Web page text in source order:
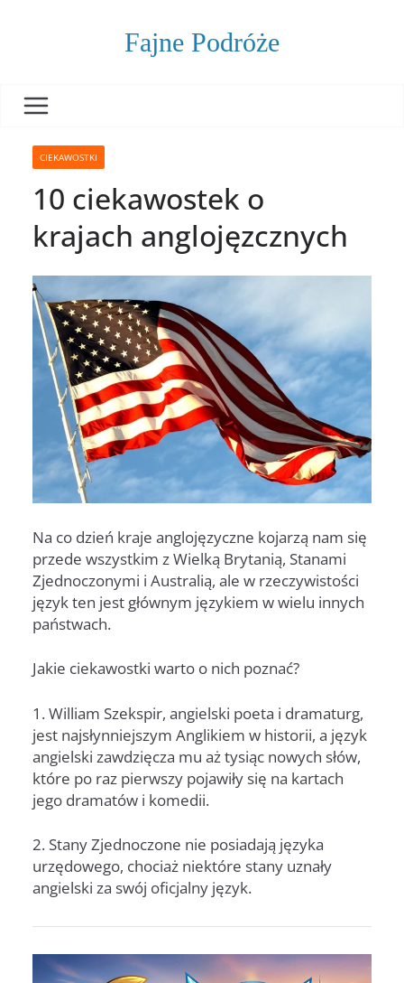
Fajne Podróże
CIEKAWOSTKI
10 ciekawostek o
krajach anglojęzcznych
Na co dzień kraje anglojęzyczne kojarzą nam się
przede wszystkim z Wielką Brytanią, Stanami
Zjednoczonymi i Australią, ale w rzeczywistości
język ten jest głównym językiem w wielu innych
państwach.
Jakie ciekawostki warto o nich poznać?
1. William Szekspir, angielski poeta i dramaturg,
jest najsłynniejszym Anglikiem w historii, a język
angielski zawdzięcza mu aż tysiąc nowych słów,
które po raz pierwszy pojawiły się na kartach
jego dramatów i komedii.
2. Stany Zjednoczone nie posiadają języka
urzędowego, chociaż niektóre stany uznały
angielski za swój oficjalny język.